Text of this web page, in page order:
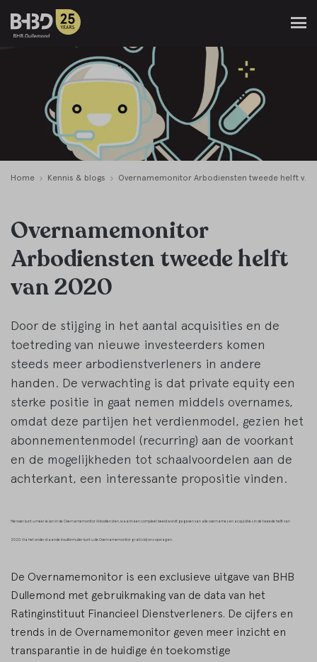
Home Kennis & blogs Overnamemonitor Arbodiensten tweede helft van 2020
Overnamemonitor
Arbodiensten tweede helft
van 2020
Door de stijging in het aantal acquisities en de
toetreding van nieuwe investeerders komen
steeds meer arbodienstverleners in andere
handen. De verwachting is dat private equity een
sterke positie in gaat nemen middels overnames,
omdat deze partijen het verdienmodel, gezien het
abonnementenmodel (recurring) aan de voorkant
en de mogelijkheden tot schaalvoordelen aan de
achterkant, een interessante propositie vinden.
Hierover kunt u meer lezen in de Overnamemonitor Arbodiensten, waarin een compleet beeld wordt gegeven van alle overnames en acquisities in de tweede helft van
2020. Via het onderstaande invulformulier kunt u de Overnamemonitor gratis bij ons opvragen.
De Overnamemonitor is een exclusieve uitgave van BHB
Dullemond met gebruikmaking van de data van het
Ratinginstituut Financieel Dienstverleners. De cijfers en
trends in de Overnamemonitor geven meer inzicht en
transparantie in de huidige én toekomstige